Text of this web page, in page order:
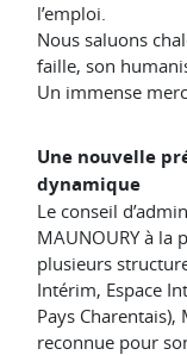
l’emploi.
Nous saluons
faille, son
Un immense
Une nouvelle
dynamique
Le conseil
MAUNOURY à la
plusieurs
Intérim, Espace
Pays
reconnue pour